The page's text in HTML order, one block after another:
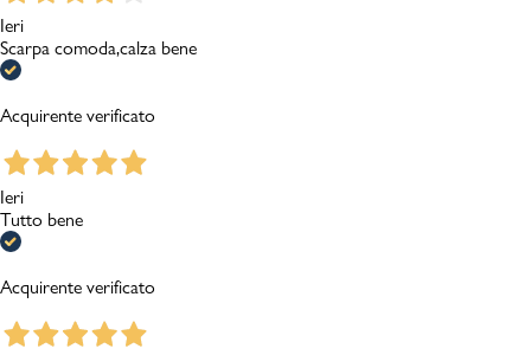
Ieri
Scarpa comoda,calza bene
Acquirente verificato
Ieri
Tutto bene
Acquirente verificato